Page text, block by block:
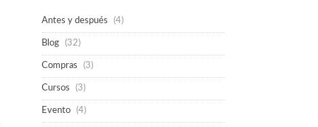
Antes y después (4)
Blog (32)
Compras (3)
Cursos (3)
Evento (4)